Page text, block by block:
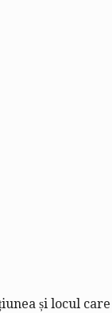
și locul